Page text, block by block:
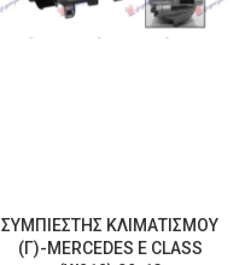
ΣΥΜΠΙΕΣΤΗΣ ΚΛΙΜΑΤΙΣΜΟΥ
(Γ)-MERCEDES E CLASS